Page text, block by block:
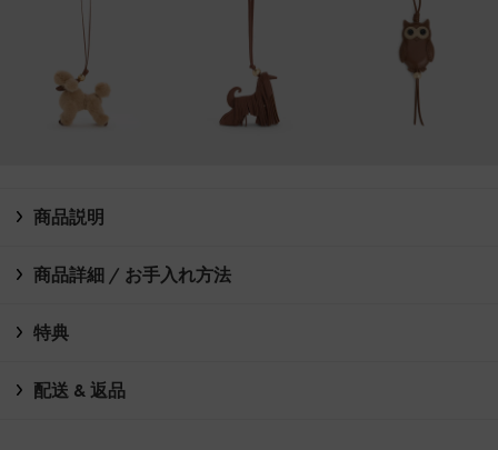
商品説明
商品詳細 / お手入れ方法
特典
配送 & 返品